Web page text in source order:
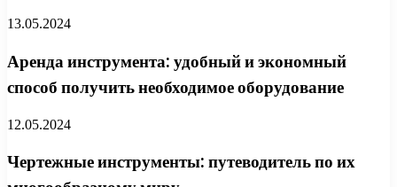
13.05.2024
Аренда инструмента: удобный и экономный
способ получить необходимое оборудование
12.05.2024
Чертежные инструменты: путеводитель по их